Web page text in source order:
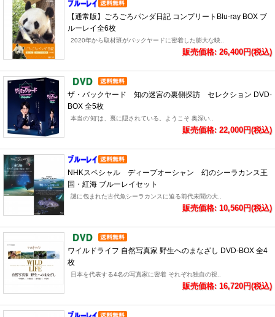
【通常版】ごろごろパンダ日記 コンプリートBlu-ray BOX ブ
ルーレイ全6枚
2020年から取材班がバックヤードに密着した膨大な映..
販売価格: 26,400円(税込)
ザ・バックヤード 知の迷宮の裏側探訪 セレクション DVD-
BOX 全5枚
本当の'知'は、裏に隠されている。ようこそ 奥深い..
販売価格: 22,000円(税込)
NHKスペシャル ディープオーシャン 幻のシーラカンス王
国・紅海 ブルーレイセット
謎に包まれた古代魚シーラカンスに迫る前代未聞の大..
販売価格: 10,560円(税込)
ワイルドライフ 自然写真家 野生へのまなざし DVD-BOX 全4
枚
日本を代表する4名の写真家に密着 それぞれ独自の視..
販売価格: 16,720円(税込)